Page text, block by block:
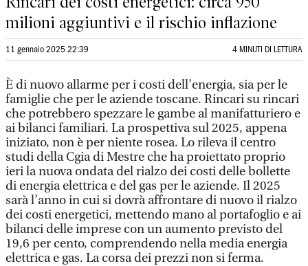
milioni aggiuntivi e il rischio inflazione
11 gennaio 2025 22:39 4 MINUTI DI LETTURA
È di nuovo allarme per i costi dell’energia, sia per le
famiglie che per le aziende toscane. Rincari su rincari
che potrebbero spezzare le gambe al manifatturiero e
ai bilanci familiari. La prospettiva sul 2025, appena
iniziato, non è per niente rosea. Lo rileva il centro
studi della Cgia di Mestre che ha proiettato proprio
ieri la nuova ondata del rialzo dei costi delle bollette
di energia elettrica e del gas per le aziende. Il 2025
sarà l’anno in cui si dovrà affrontare di nuovo il rialzo
dei costi energetici, mettendo mano al portafoglio e ai
bilanci delle imprese con un aumento previsto del
19,6 per cento, comprendendo nella media energia
elettrica e gas. La corsa dei prezzi non si ferma.